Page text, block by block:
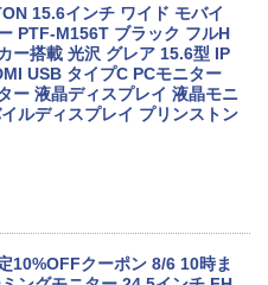
コン 最新 Windows11 15.6型
第七世代 Corei3 メモリ4
無線LAN HDMI Bluetoo
SDカード Office バーサプロ
パソコン 中古パソコン 中古PC
ィス 中古 格安
トパソコン パナソニック Let's
600 G5 SFF Core i5-8500
256GB(SSD) DisplayPort x
RGB出力 DVD+-RW Window
【中古】【20260304】
メモリ8GB(DDR4)/M.2 SS
15.6インチ ワイド モバイ
PTF-M156T ブラック フルH
ー搭載 光沢 グレア 15.6型 IP
USB タイプC PCモニター
ー 液晶ディスプレイ 液晶モニ
ルディスプレイ プリンストン
10%OFFクーポン 8/6 10時ま